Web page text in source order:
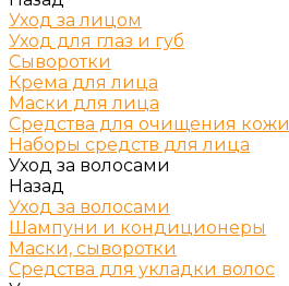
Уход за лицом
Уход для глаз и губ
Сыворотки
Крема для лица
Маски для лица
Средства для очищения кожи
Наборы средств для лица
Уход за волосами
Назад
Уход за волосами
Шампуни и кондиционеры
Маски, сыворотки
Средства для укладки волос